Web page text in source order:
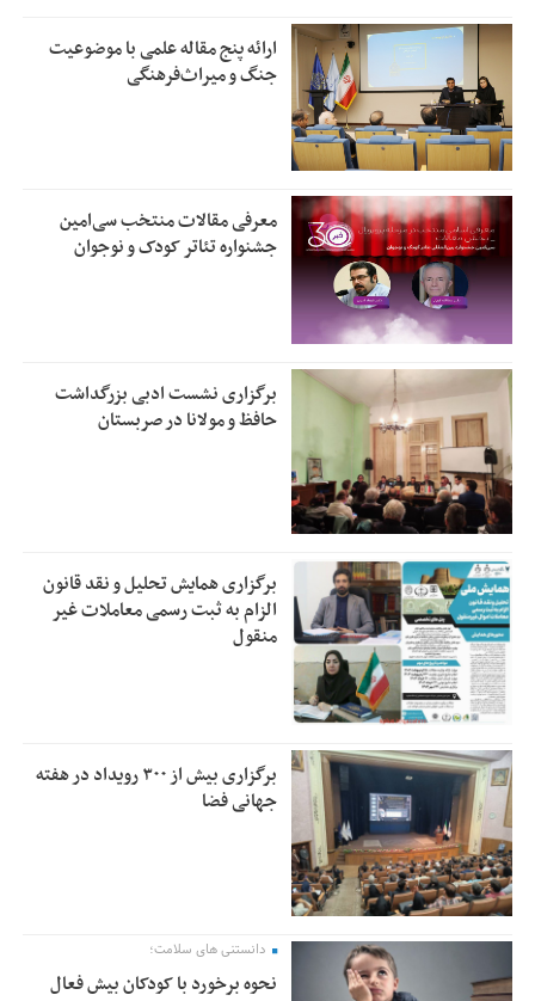
ارائه پنج مقاله علمی با موضوعیت
جنگ و میراث‌فرهنگی
معرفی مقالات منتخب سی‌امین
جشنواره تئاتر کودک و نوجوان
برگزاری نشست ادبی بزرگداشت
حافظ و مولانا در صربستان
برگزاری همایش تحلیل و نقد قانون
الزام به ثبت رسمی معاملات غیر
منقول
برگزاری بیش از ۳۰۰ رویداد در هفته
جهانی فضا
دانستنی های سلامت؛
نحوه برخورد با کودکان بیش فعال